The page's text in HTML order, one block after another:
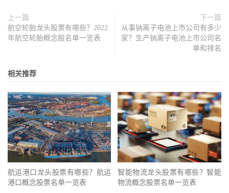
上一篇
航空轮胎龙头股票有哪些？2022
年航空轮胎概念股名单一览表
下一篇
从事钠离子电池上市公司有多少
家？生产钠离子电池上市公司名
单和排名
相关推荐
航运港口龙头股票有哪些？航运
港口概念股票名单一览表
智能物流龙头股票有哪些？智能
物流概念股票名单一览表